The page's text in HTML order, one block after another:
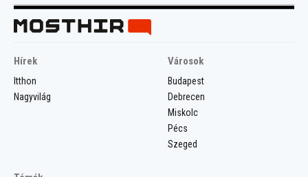
Hírek
Itthon
Nagyvilág
Városok
Budapest
Debrecen
Miskolc
Pécs
Szeged